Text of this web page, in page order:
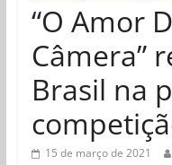
“O Amor
Câmera”
Brasil na
15 de março de 2021